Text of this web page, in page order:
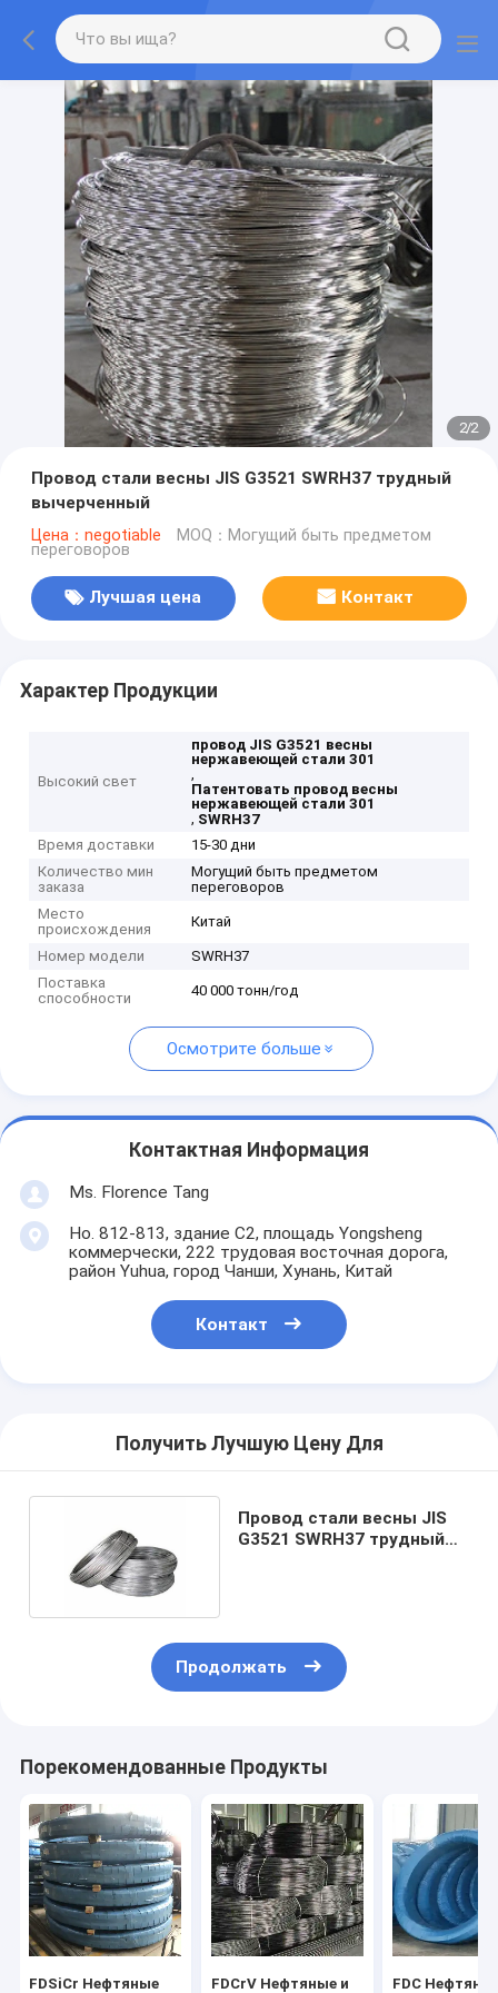
2/2
Провод стали весны JIS G3521 SWRH37 трудный
вычерченный
Цена：negotiable MOQ：Могущий быть предметом
переговоров
Лучшая цена Контакт
Характер Продукции
Высокий свет
провод JIS G3521 весны
нержавеющей стали 301
,
Патентовать провод весны
нержавеющей стали 301
, SWRH37
Время доставки
15-30 дни
Количество мин
заказа
Могущий быть предметом
переговоров
Место
происхождения
Китай
Номер модели
SWRH37
Поставка
способности
40 000 тонн/год
Осмотрите больше
Контактная Информация
Ms. Florence Tang
Но. 812-813, здание C2, площадь Yongsheng
коммерчески, 222 трудовая восточная дорога,
район Yuhua, город Чанши, Хунань, Китай
Контакт
Получить Лучшую Цену Для
Провод стали весны JIS
G3521 SWRH37 трудный
Продолжать
Порекомендованные Продукты
FDSiCr Нефтяные
FDCrV Нефтяные и
FDC